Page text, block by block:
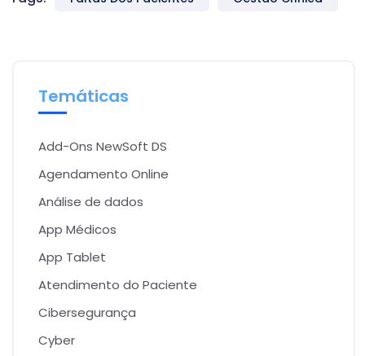
Temáticas
Add-Ons NewSoft DS
Agendamento Online
Análise de dados
App Médicos
App Tablet
Atendimento do Paciente
Cibersegurança
Cyber